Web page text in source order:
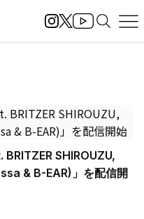
SHIROUZU,
& B-EAR)」を配信開